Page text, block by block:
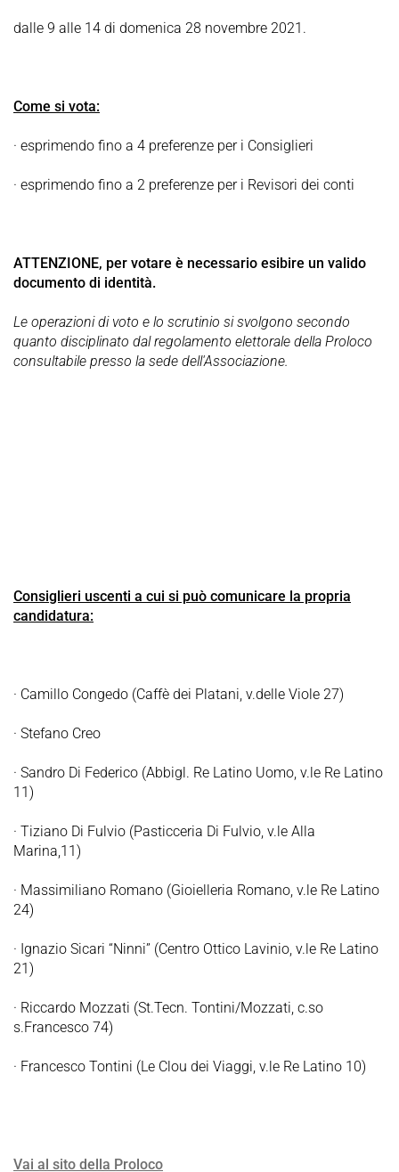
dalle 9 alle 14 di domenica 28 novembre 2021.
Come si vota:
· esprimendo fino a 4 preferenze per i Consiglieri
· esprimendo fino a 2 preferenze per i Revisori dei conti
ATTENZIONE, per votare è necessario esibire un valido
documento di identità.
Le operazioni di voto e lo scrutinio si svolgono secondo
quanto disciplinato dal regolamento elettorale della Proloco
consultabile presso la sede dell'Associazione.
Consiglieri uscenti a cui si può comunicare la propria
candidatura:
· Camillo Congedo (Caffè dei Platani, v.delle Viole 27)
· Stefano Creo
· Sandro Di Federico (Abbigl. Re Latino Uomo, v.le Re Latino
11)
· Tiziano Di Fulvio (Pasticceria Di Fulvio, v.le Alla
Marina,11)
· Massimiliano Romano (Gioielleria Romano, v.le Re Latino
24)
· Ignazio Sicari “Ninni” (Centro Ottico Lavinio, v.le Re Latino
21)
· Riccardo Mozzati (St.Tecn. Tontini/Mozzati, c.so
s.Francesco 74)
· Francesco Tontini (Le Clou dei Viaggi, v.le Re Latino 10)
Vai al sito della Proloco